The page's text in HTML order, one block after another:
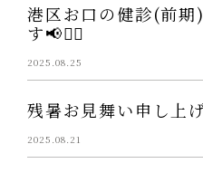
港区お口の健診(前期
す📢👩‍⚕️
2025.08.25
残暑お見舞い申し上
2025.08.21